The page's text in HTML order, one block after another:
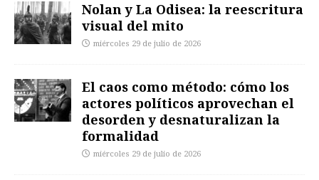
Nolan y La Odisea: la reescritura
visual del mito
miércoles 29 de julio de 2026
El caos como método: cómo los
actores políticos aprovechan el
desorden y desnaturalizan la
formalidad
miércoles 29 de julio de 2026